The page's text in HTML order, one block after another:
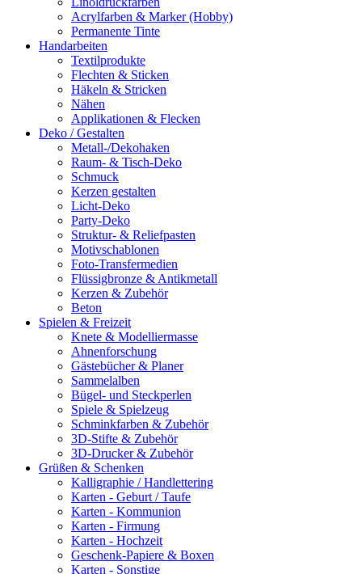
Acrylfarben & Marker (Hobby)
Permanente Tinte
Handarbeiten
Textilprodukte
Flechten & Sticken
Häkeln & Stricken
Nähen
Applikationen & Flecken
Deko / Gestalten
Metall-/Dekohaken
Raum- & Tisch-Deko
Schmuck
Kerzen gestalten
Licht-Deko
Party-Deko
Struktur- & Reliefpasten
Motivschablonen
Foto-Transfermedien
Flüssigbronze & Antikmetall
Kerzen & Zubehör
Beton
Spielen & Freizeit
Knete & Modelliermasse
Ahnenforschung
Gästebücher & Planer
Sammelalben
Bügel- und Steckperlen
Spiele & Spielzeug
Schminkfarben & Zubehör
3D-Stifte & Zubehör
3D-Drucker & Zubehör
Grüßen & Schenken
Kalligraphie / Handlettering
Karten - Geburt / Taufe
Karten - Kommunion
Karten - Firmung
Karten - Hochzeit
Geschenk-Papiere & Boxen
Karten - Sonstige